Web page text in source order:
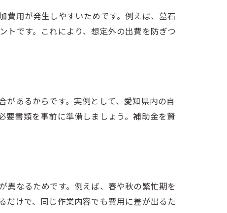
費用が発生しやすいためです。例えば、墓石
トです。これにより、想定外の出費を防ぎつ
あるからです。実例として、愛知県内の自
要書類を事前に準備しましょう。補助金を賢
異なるためです。例えば、春や秋の繁忙期を
だけで、同じ作業内容でも費用に差が出るた